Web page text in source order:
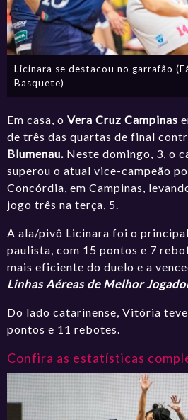
Licinara se destacou no garrafão
Basquete)
Em casa, oVera Cruz Campinas
de três das quartas de final
Blumenau. Neste domingo, 3, o
superou o atual vice-campeão
Concórdia, em Campinas,
jogo três na terça, 5.
A ala/pivô Licinara foi o
paulista, com 15 pontos e 7
mais eficiente do duelo e a
Linhas Aéreas de Melhor
Do lado catarinense, Vitória
pontos e 11 rebotes.
Confira as estatísticas